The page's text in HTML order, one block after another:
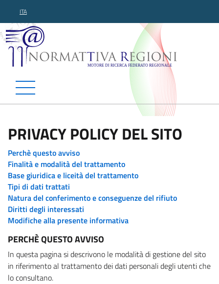
ITA
Normattiva Regioni -
PRIVACY POLICY DEL SITO
Perchè questo avviso
Finalità e modalità del trattamento
Base giuridica e liceità del trattamento
Tipi di dati trattati
Natura del conferimento e conseguenze del rifiuto
Diritti degli interessati
Modifiche alla presente informativa
PERCHÈ QUESTO AVVISO
In questa pagina si descrivono le modalità di gestione del sito
in riferimento al trattamento dei dati personali degli utenti che
lo consultano.